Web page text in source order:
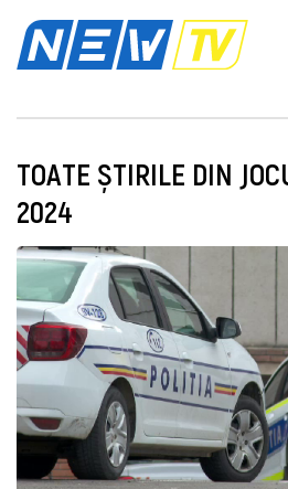
TOATE ȘTIRILE DIN
2024